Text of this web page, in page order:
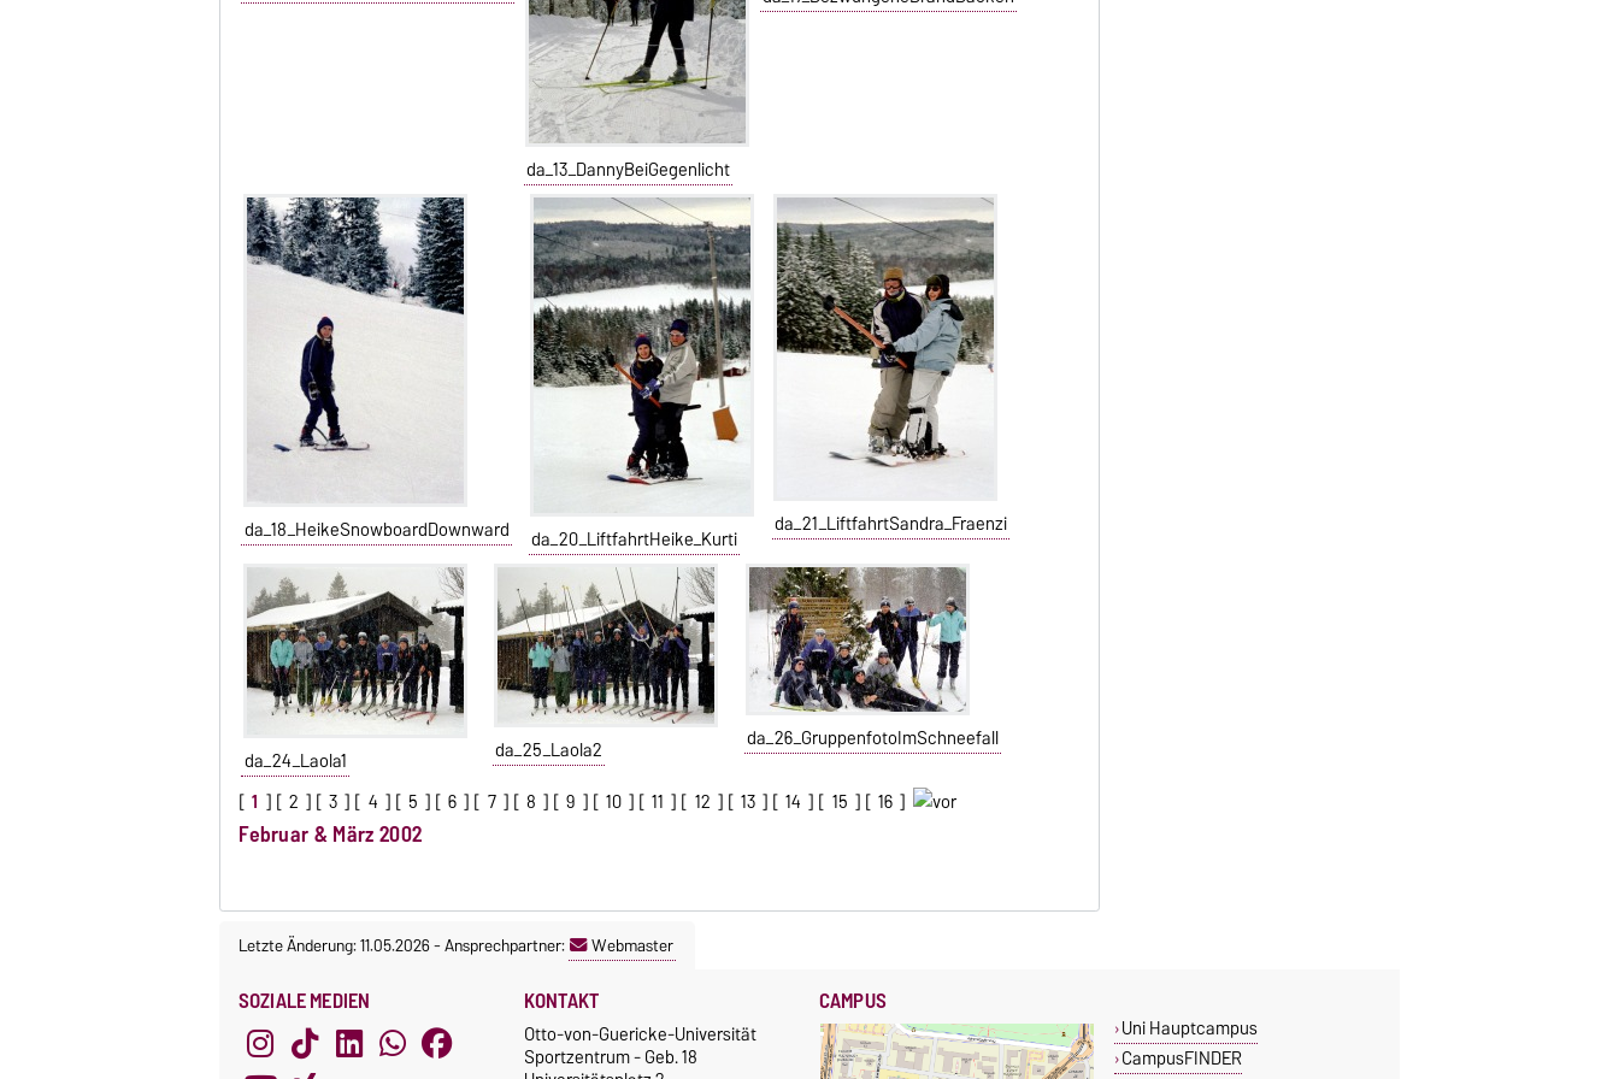
da_13_DannyBeiGegenlicht
da_18_HeikeSnowboardDownward da_20_LiftfahrtHeike_Kurti
da_21_LiftfahrtSandra_Fraenzi
da_24_Laola1 da_25_Laola2 da_26_GruppenfotoImSchneefall
[ 1 ] [ 2 ] [ 3 ] [ 4 ] [ 5 ] [ 6 ] [ 7 ] [ 8 ] [ 9 ] [ 10 ] [ 11 ] [ 12 ] [ 13 ] [ 14 ] [ 15 ] [ 16 ]
Februar & März 2002
Letzte Änderung: 11.05.2026-Ansprechpartner: Webmaster
SOZIALE MEDIEN KONTAKT
Otto-von-Guericke-Universität
Sportzentrum - Geb. 18
CAMPUS
Uni Hauptcampus
CampusFINDER